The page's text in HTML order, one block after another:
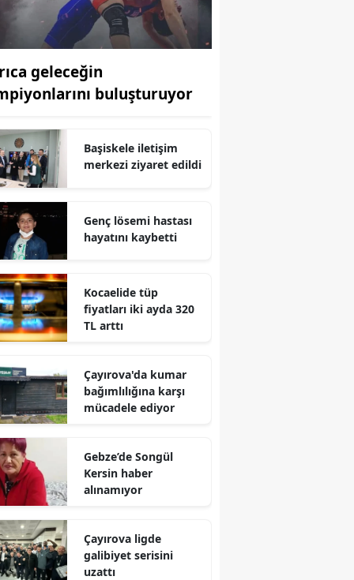
Edirne
Elazığ
Erzincan
Eskişehir
Giresun
Gümüşhane
Hatay
Mersin
İstanbul
Kars
Kayseri
Kırklareli
geleceğin
buluşturuyor
Başiskele iletişim
merkezi ziyaret edildi
Genç lösemi hastası
hayatını kaybetti
Kocaelide tüp
fiyatları iki ayda 320
TL arttı
Çayırova'da kumar
bağımlılığına karşı
mücadele ediyor
Gebze’de Songül
Kersin haber
alınamıyor
Çayırova ligde
galibiyet serisini
uzattı